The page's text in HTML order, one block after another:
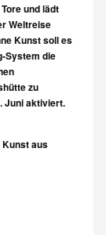
und lädt
Weltreise
Kunst soll es
System die
zu
Juni aktiviert.
Kunst aus